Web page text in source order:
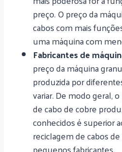
preço. O preço da
cabos com mais
uma máquina com
Fabricantes de
preço da máquina
produzida por
variar. De modo geral,
de cabo de cobre
conhecidos é superior
reciclagem de cabos